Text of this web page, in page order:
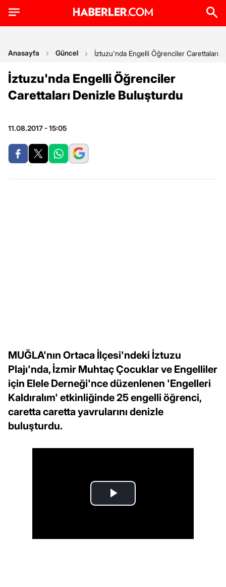
Anasayfa Güncel İztuzu'nda Engelli Öğrenciler Carettaları
İztuzu'nda Engelli Öğrenciler
Carettaları Denizle Buluşturdu
11.08.2017 - 15:05
MUĞLA'nın Ortaca İlçesi'ndeki İztuzu
Plajı'nda, İzmir Muhtaç Çocuklar ve Engelliler
için Elele Derneği'nce düzenlenen 'Engelleri
Kaldıralım' etkinliğinde 25 engelli öğrenci,
caretta caretta yavrularını denizle
buluşturdu.